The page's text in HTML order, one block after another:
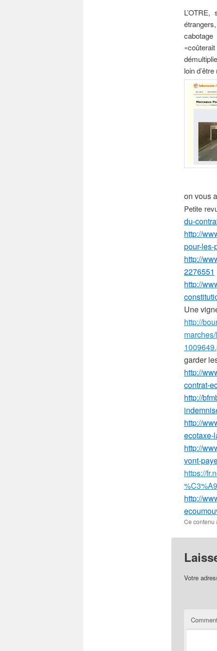
loin
on vous
Petite
du-
http://
pour-les-
http://
2276551
http://
Une
http://
garder
http://
contrat-
http://
http://
ecotaxe-
http://
vont-
https://
http://
Ce contenu
Votre